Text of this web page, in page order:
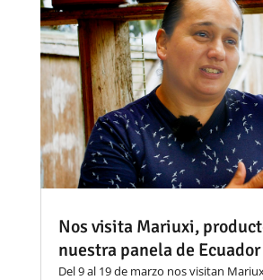
Nos visita Mariuxi,
nuestra panela de Ecuador
Del 9 al 19 de marzo nos visitan